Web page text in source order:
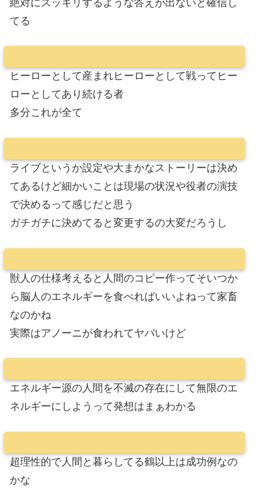
絶対にスッキリするような答えが出ないと確信し
てる
ヒーローとして産まれヒーローとして戦ってヒー
ローとしてあり続ける者
多分これが全て
ライブというか設定や大まかなストーリーは決め
てあるけど細かいことは現場の状況や役者の演技
で決めるって感じだと思う
ガチガチに決めてると変更するの大変だろうし
獣人の仕様考えると人間のコピー作ってそいつか
ら脳人のエネルギーを食べればいいよねって家畜
なのかね
実際はアノーニが食われてヤバいけど
エネルギー源の人間を不滅の存在にして無限のエ
ネルギーにしようって発想はまぁわかる
超理性的で人間と暮らしてる鶴以上は成功例なの
かな